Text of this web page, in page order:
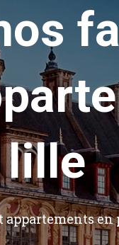
appartements